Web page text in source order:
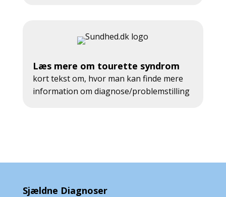
Læs mere om tourette syndrom
kort tekst om, hvor man kan finde mere
information om diagnose/problemstilling
Sjældne Diagnoser